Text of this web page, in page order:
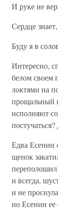
И руке не
Сердце
Буду я в
Интересно,
белом своем
локтями на
прощальный
исполняют
Едва Есенин
щенок
и всегда,
и не
но Есенин ее